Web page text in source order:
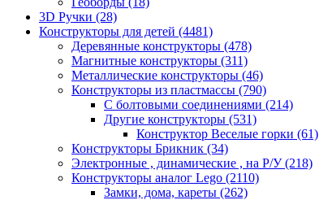
3D Ручки (28)
Конструкторы для детей (4481)
Деревянные конструкторы (478)
Магнитные конструкторы (311)
Металлические конструкторы (46)
Конструкторы из пластмассы (790)
С болтовыми соединениями (214)
Другие конструкторы (531)
Конструктор Веселые горки (61)
Конструкторы Брикник (34)
Электронные , динамические , на Р/У(218)
Конструкторы аналог Lego (2110)
Замки, дома, кареты (262)